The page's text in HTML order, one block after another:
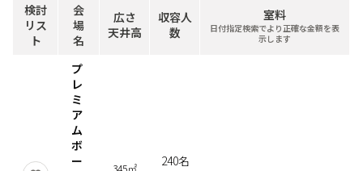
検討
リス
ト
会
場
名
広さ
天井高
収容人
数
室料
日付指定検索でより正確な金額を表
示します
プ
レ
ミ
ア
ム
ボ
ー
345㎡
240名